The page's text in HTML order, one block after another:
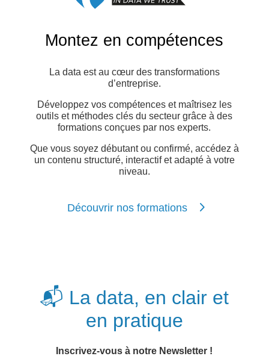
Montez en compétences
La data est au cœur des transformations
d’entreprise.
Développez vos compétences et maîtrisez les
outils et méthodes clés du secteur grâce à des
formations conçues par nos experts.
Que vous soyez débutant ou confirmé, accédez à
un contenu structuré, interactif et adapté à votre
niveau.
Découvrir nos formations
📬 La data, en clair et
en pratique
Inscrivez-vous à notre Newsletter !